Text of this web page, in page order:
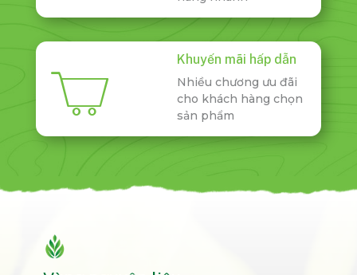
Khuyến mãi hấp dẫn
Nhiều chương ưu đãi
cho khách hàng chọn
sản phẩm